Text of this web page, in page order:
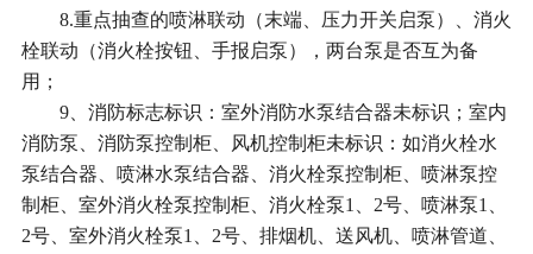
8.重点抽查的喷淋联动（末端、压力开关启泵）、消火
栓联动（消火栓按钮、手报启泵），两台泵是否互为备
用；
9、消防标志标识：室外消防水泵结合器未标识；室内
消防泵、消防泵控制柜、风机控制柜未标识：如消火栓水
泵结合器、喷淋水泵结合器、消火栓泵控制柜、喷淋泵控
制柜、室外消火栓泵控制柜、消火栓泵1、2号、喷淋泵1、
2号、室外消火栓泵1、2号、排烟机、送风机、喷淋管道、